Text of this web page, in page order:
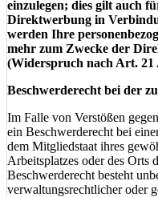
einzulegen; dies gilt auch
Direktwerbung in
werden Ihre
mehr zum Zwecke der
(Widerspruch nach Art. 21
Beschwerderecht bei der
Im Falle von Verstößen
ein Beschwerderecht bei
dem Mitgliedstaat ihres
Arbeitsplatzes oder des Orts
Beschwerderecht besteht
verwaltungsrechtlicher oder